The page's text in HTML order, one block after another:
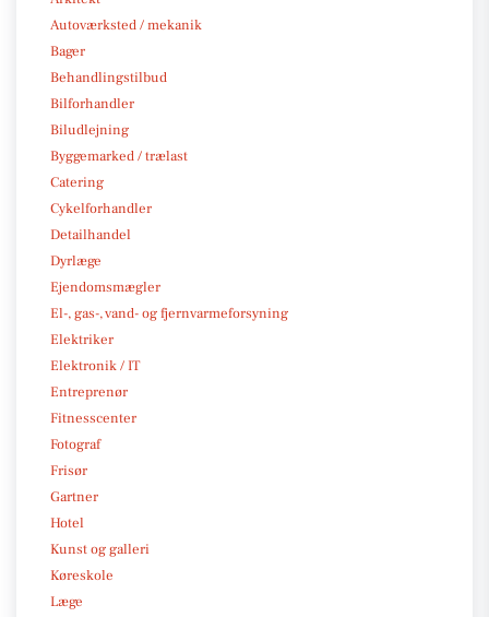
Autoværksted / mekanik
Bager
Behandlingstilbud
Bilforhandler
Biludlejning
Byggemarked / trælast
Catering
Cykelforhandler
Detailhandel
Dyrlæge
Ejendomsmægler
El-, gas-, vand- og fjernvarmeforsyning
Elektriker
Elektronik / IT
Entreprenør
Fitnesscenter
Fotograf
Frisør
Gartner
Hotel
Kunst og galleri
Køreskole
Læge